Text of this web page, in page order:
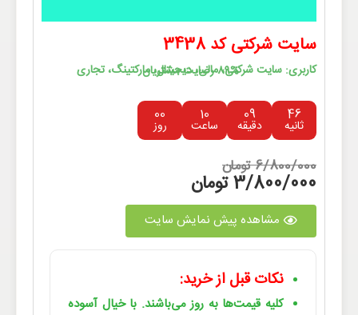
سایت شرکتی کد 3438
89% رضایت مشتریان
کاربری: سایت شرکتی، مالی، دیجیتال، مارکتینگ، تجاری
00
روز
10
ساعت
09
دقیقه
46
ثانیه
6/800/000 تومان
3/800/000 تومان
مشاهده پیش نمایش سایت
نکات قبل از خرید:
کلیه قیمت‌ها به روز می‌باشند. با خیال آسوده